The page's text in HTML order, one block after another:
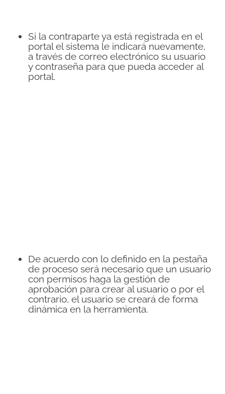
Si la contraparte ya está registrada en el
portal el sistema le indicará nuevamente,
a través de correo electrónico su usuario
y contraseña para que pueda acceder al
portal.
De acuerdo con lo definido en la pestaña
de proceso será necesario que un usuario
con permisos haga la gestión de
aprobación para crear al usuario o por el
contrario, el usuario se creará de forma
dinámica en la herramienta.